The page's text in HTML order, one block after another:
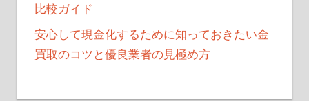
比較ガイド
安心して現金化するために知っておきたい金
買取のコツと優良業者の見極め方